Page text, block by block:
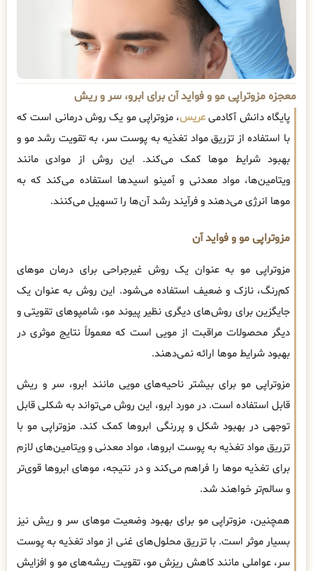
معجزه مزوتراپی مو و فواید آن برای ابرو، سر و ریش
پایگاه دانش آکادمیعریس، مزوتراپی مو یک روش درمانی است که
با استفاده از تزریق مواد تغذیه به پوست سر، به تقویت رشد مو و
بهبود شرایط موها کمک می‌کند. این روش از موادی مانند
ویتامین‌ها، مواد معدنی و آمینو اسیدها استفاده می‌کند که به
موها انرژی می‌دهند و فرآیند رشد آن‌ها را تسهیل می‌کنند.
مزوتراپی مو و فواید آن
مزوتراپی مو به عنوان یک روش غیرجراحی برای درمان موهای
کم‌رنگ، نازک و ضعیف استفاده می‌شود. این روش به عنوان یک
جایگزین برای روش‌های دیگری نظیر پیوند مو، شامپوهای تقویتی و
دیگر محصولات مراقبت از مویی است که معمولاً نتایج موثری در
بهبود شرایط موها ارائه نمی‌دهند.
مزوتراپی مو برای بیشتر ناحیه‌های مویی مانند ابرو، سر و ریش
قابل استفاده است. در مورد ابرو، این روش می‌تواند به شکلی قابل
توجهی در بهبود شکل و پررنگی ابروها کمک کند. مزوتراپی مو با
تزریق مواد تغذیه به پوست ابروها، مواد معدنی و ویتامین‌های لازم
برای تغذیه موها را فراهم می‌کند و در نتیجه، موهای ابروها قوی‌تر
و سالم‌تر خواهند شد.
همچنین، مزوتراپی مو برای بهبود وضعیت موهای سر و ریش نیز
بسیار موثر است. با تزریق محلول‌های غنی از مواد تغذیه به پوست
سر، عواملی مانند کاهش ریزش مو، تقویت ریشه‌های مو و افزایش